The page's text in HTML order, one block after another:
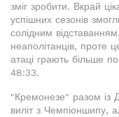
зміг зробити. Вкрай
успішних сезонів
солідним
неаполітанців, проте
атаці грають більше
48:33.
"Кремонезе" разом із
виліт з Чемпіоншипу,